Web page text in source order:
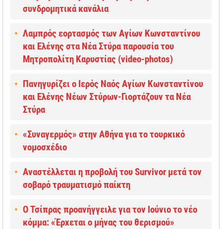
συνδρομητικά κανάλια
Λαμπρός εορτασμός των Αγίων Κωνσταντίνου
και Ελένης στα Νέα Στύρα παρουσία του
Μητροπολίτη Καρυστίας (video-photos)
Πανηγυρίζει ο Ιερός Ναός Αγίων Κωνσταντίνου
και Ελένης Νέων Στύρων-Γιορτάζουν τα Νέα
Στύρα
«Συναγερμός» στην Αθήνα για το τουρκικό
νομοσχέδιο
Αναστέλλεται η προβολή του Survivor μετά τον
σοβαρό τραυματισμό παίκτη
Ο Τσίπρας προανήγγειλε για τον Ιούνιο το νέο
κόμμα: «Έρχεται ο μήνας του θερισμού»